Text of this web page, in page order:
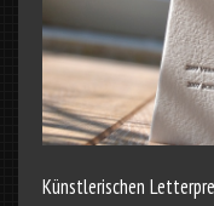
Künstlerischen